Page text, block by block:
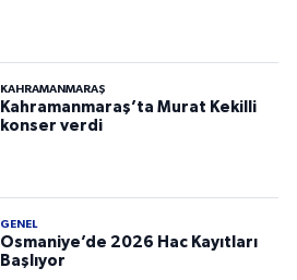
KAHRAMANMARAŞ
Kahramanmaraş’ta Murat Kekilli
konser verdi
GENEL
Osmaniye’de 2026 Hac Kayıtları
Başlıyor